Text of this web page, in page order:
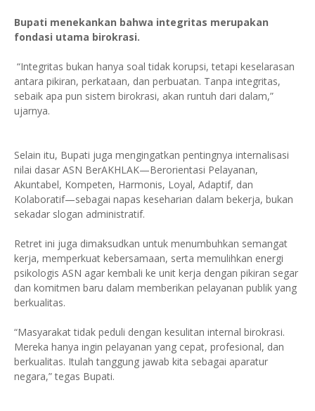
Bupati menekankan bahwa integritas merupakan
fondasi utama birokrasi.
“Integritas bukan hanya soal tidak korupsi, tetapi keselarasan
antara pikiran, perkataan, dan perbuatan. Tanpa integritas,
sebaik apa pun sistem birokrasi, akan runtuh dari dalam,”
ujarnya.
Selain itu, Bupati juga mengingatkan pentingnya internalisasi
nilai dasar ASN BerAKHLAK—Berorientasi Pelayanan,
Akuntabel, Kompeten, Harmonis, Loyal, Adaptif, dan
Kolaboratif—sebagai napas keseharian dalam bekerja, bukan
sekadar slogan administratif.
Retret ini juga dimaksudkan untuk menumbuhkan semangat
kerja, memperkuat kebersamaan, serta memulihkan energi
psikologis ASN agar kembali ke unit kerja dengan pikiran segar
dan komitmen baru dalam memberikan pelayanan publik yang
berkualitas.
“Masyarakat tidak peduli dengan kesulitan internal birokrasi.
Mereka hanya ingin pelayanan yang cepat, profesional, dan
berkualitas. Itulah tanggung jawab kita sebagai aparatur
negara,” tegas Bupati.